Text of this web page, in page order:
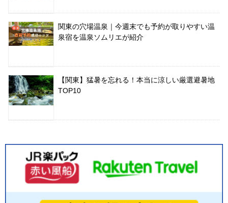
関東の穴場温泉｜今週末でも予約が取りやすい温
泉宿を温泉ソムリエが紹介
【関東】猛暑を忘れる！本当に涼しい厳選避暑地
TOP10